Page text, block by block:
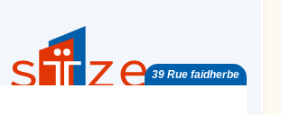
39 Rue faidherbe